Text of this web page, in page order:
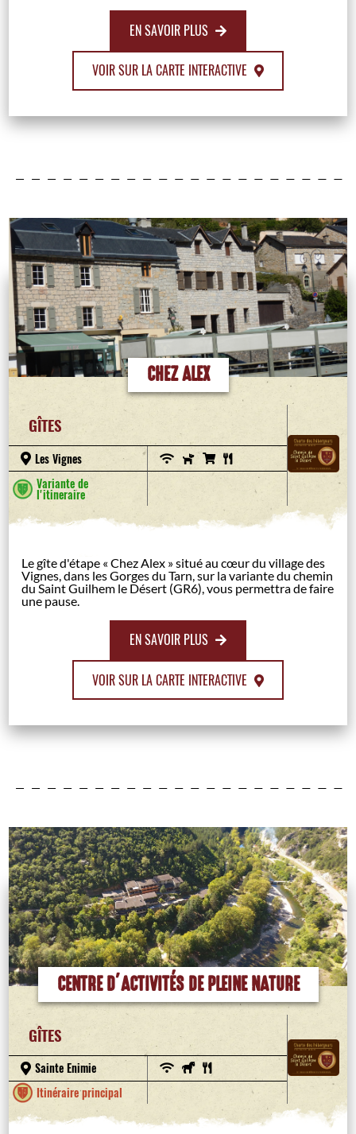
EN SAVOIR PLUS
VOIR SUR LA CARTE INTERACTIVE
CHEZ ALEX
GÎTES
Les Vignes
Variante de
l'itineraire
Le gîte d'étape « Chez Alex » situé au cœur du village des
Vignes, dans les Gorges du Tarn, sur la variante du chemin
du Saint Guilhem le Désert (GR6), vous permettra de faire
une pause.
EN SAVOIR PLUS
VOIR SUR LA CARTE INTERACTIVE
CENTRE D’ACTIVITÉS DE PLEINE NATURE
GÎTES
Sainte Enimie
Itinéraire principal